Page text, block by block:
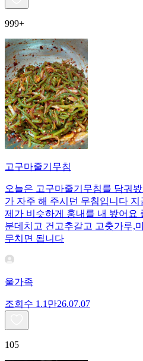
999+
고구마줄기무침
오늘은 고구마줄기무침를 담궈
가 자주 해 주시던 무침입니다
제가 비슷하게 훙내를 내 봤어요
분데치고 건고추갈고 고춧가루,
무치면 됩니다
울가족
조회수 1.1만26.07.07
105